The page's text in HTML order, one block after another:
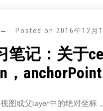
Posted on 2016年12月
笔记：关于
，anchorPoint
图或父layer中的绝对坐标